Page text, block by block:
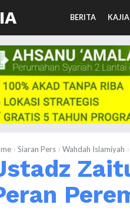
BERITA
› Siaran Pers › Wahdah Islamiyah ›